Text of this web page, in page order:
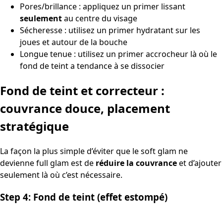
Pores/brillance : appliquez un primer lissant
seulementau centre du visage
Sécheresse : utilisez un primer hydratant sur les
joues et autour de la bouche
Longue tenue : utilisez un primer accrocheur là où le
fond de teint a tendance à se dissocier
Fond de teint et correcteur :
couvrance douce, placement
stratégique
La façon la plus simple d’éviter que le soft glam ne
devienne full glam est de réduire la couvranceet d’ajouter
seulement là où c’est nécessaire.
Step 4: Fond de teint (effet estompé)